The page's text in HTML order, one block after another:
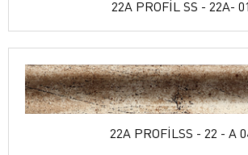
22A PROFİL SS - 22A- 01
22A PROFİLSS - 22 - A